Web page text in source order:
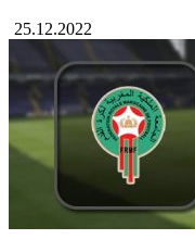
25.12.2022